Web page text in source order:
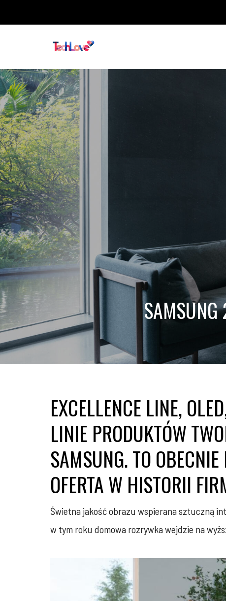
EXCELLENCE LINE,
LINIE PRODUKTÓW
SAMSUNG. TO
OFERTA W HISTORII
Świetna jakość obrazu wspierana sztuczną
w tym roku domowa rozrywka wejdzie na